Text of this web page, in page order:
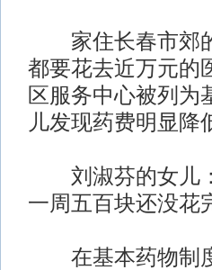
家住长春市郊的
都要花去近万元的
区服务中心被列为
儿发现药费明显降
刘淑芬的女儿：
一周五百块还没花
在基本药物制度